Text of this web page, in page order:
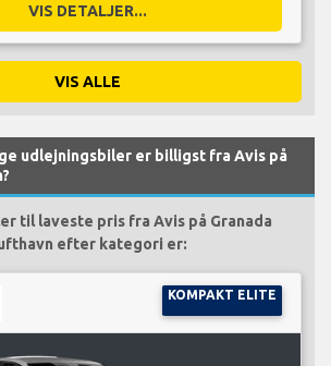
VIS DETALJER...
VIS ALLE
udlejningsbiler er billigst fra Avis på
til laveste pris fra Avis på Granada
efter kategori er:
KOMPAKT ELITE